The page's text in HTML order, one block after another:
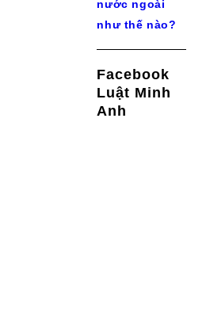
nước ngoài
như thế nào?
Facebook
Luật Minh
Anh